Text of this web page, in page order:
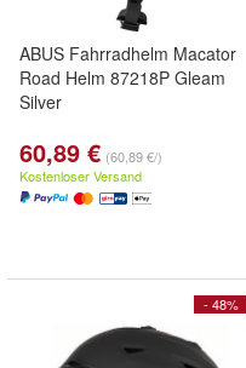
ABUS Fahrradhelm Macator
Road Helm 87218P Gleam
Silver
60,89 € (60,89 €/)
Kostenloser Versand
- 48%